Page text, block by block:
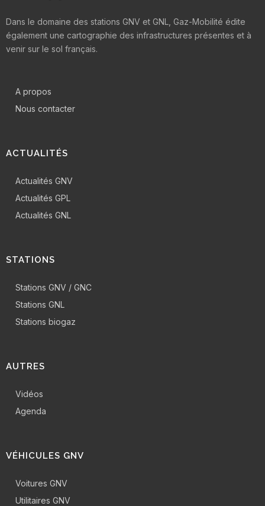
Dans le domaine des stations GNV et GNL, Gaz-Mobilité édite
également une cartographie des infrastructures présentes et à
venir sur le sol français.
A propos
Nous contacter
ACTUALITÉS
Actualités GNV
Actualités GPL
Actualités GNL
STATIONS
Stations GNV / GNC
Stations GNL
Stations biogaz
AUTRES
Vidéos
Agenda
VÉHICULES GNV
Voitures GNV
Utilitaires GNV